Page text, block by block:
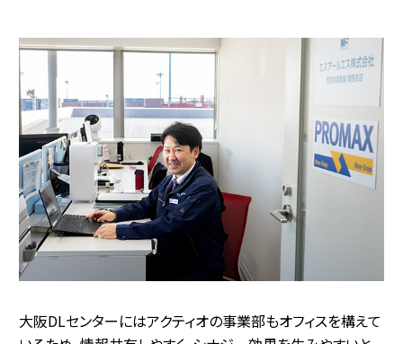
大阪DLセンターにはアクティオの事業部もオフィスを構えて